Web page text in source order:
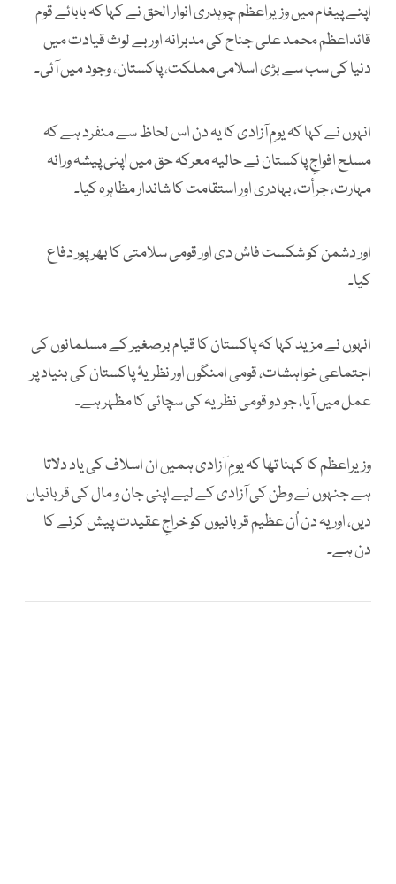
اپنے پیغام میں وزیراعظم چوہدری انوار الحق نے کہا کہ بابائے قوم
قائداعظم محمد علی جناح کی مدبرانہ اور بے لوث قیادت میں
دنیا کی سب سے بڑی اسلامی مملکت، پاکستان، وجود میں آئی۔
انہوں نے کہا کہ یومِ آزادی کا یہ دن اس لحاظ سے منفرد ہے کہ
مسلح افواجِ پاکستان نے حالیہ معرکہ حق میں اپنی پیشہ ورانہ
مہارت، جرأت، بہادری اور استقامت کا شاندار مظاہرہ کیا۔
اور دشمن کو شکست فاش دی اور قومی سلامتی کا بھرپور دفاع
کیا۔
انہوں نے مزید کہا کہ پاکستان کا قیام برصغیر کے مسلمانوں کی
اجتماعی خواہشات، قومی امنگوں اور نظریۂ پاکستان کی بنیاد پر
عمل میں آیا، جو دو قومی نظریہ کی سچائی کا مظہر ہے۔
وزیراعظم کا کہنا تھا کہ یومِ آزادی ہمیں ان اسلاف کی یاد دلاتا
ہے جنہوں نے وطن کی آزادی کے لیے اپنی جان و مال کی قربانیاں
دیں، اور یہ دن اُن عظیم قربانیوں کو خراجِ عقیدت پیش کرنے کا
دن ہے۔